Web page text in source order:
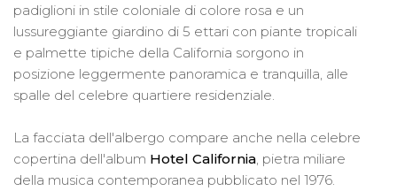
padiglioni in stile coloniale di colore rosa e un
lussureggiante giardino di 5 ettari con piante tropicali
e palmette tipiche della California sorgono in
posizione leggermente panoramica e tranquilla, alle
spalle del celebre quartiere residenziale.
La facciata dell'albergo compare anche nella celebre
copertina dell'album Hotel California , pietra miliare
della musica contemporanea pubblicato nel 1976.